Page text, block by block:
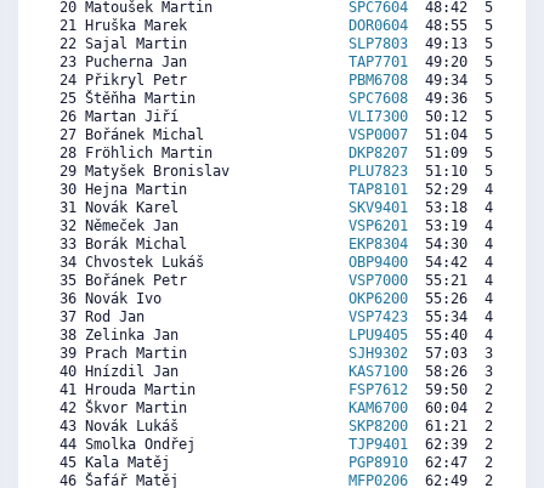
20 Matoušek Martin SPC7604
48:42  5778
21 Hruška Marek
DOR0604
48:55  5723
22 Sajal Martin SLP7803
49:13  5647
23 Pucherna Jan TAP7701
49:20  5617
24 Přikryl Petr
PBM6708
49:34  5557
25 Štěňha Martin SPC7608
49:36  5549
26 Martan Jiří VLI7300
50:12  5396
27 Bořánek Michal VSP0007
51:04  5175
28 Fröhlich Martin
DKP8207
51:09  5154
29 Matyšek Bronislav
PLU7823
51:10  5149
30 Hejna Martin TAP8101
52:29  4814
31 Novák Karel SKV9401
53:18  4606
32 Němeček Jan VSP6201
53:19  4601
33 Borák Michal
EKP8304
54:30  4300
34 Chvostek Lukáš OBP9400
54:42  4249
35 Bořánek Petr VSP7000
55:21  4083
36 Novák Ivo OKP6200
55:26  4062
37 Rod Jan VSP7423
55:34  4028
38 Zelinka Jan
LPU9405
55:40  4002
39 Prach Martin SJH9302
57:03  3650
40 Hnízdil Jan
KAS7100
58:26  3297
41 Hrouda Martin
FSP7612
59:50  2940
42 Škvor Martin
KAM6700
60:04  2881
43 Novák Lukáš SKP8200
61:21  2553
44 Smolka Ondřej TJP9401
62:39  2222
45 Kala Matěj
PGP8910
62:47  2188
46 Šafář Matěj MFP0206
62:49  2180